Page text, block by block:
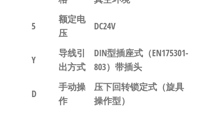
5
额定电
压
DC24V
Y
导线引
出方式
DIN型插座式（EN175301-
803）带插头
D
手动操
作
压下回转锁定式（旋具
操作型）